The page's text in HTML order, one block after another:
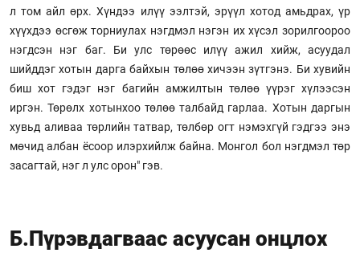
л том айл өрх. Хүндээ илүү ээлтэй, эрүүл хотод амьдрах, үр
хүүхдээ өсгөж торниулах нэгдмэл нэгэн их хүсэл зорилгоороо
нэгдсэн нэг баг. Би улс төрөөс илүү ажил хийж, асуудал
шийддэг хотын дарга байхын төлөө хичээн зүтгэнэ. Би хувийн
биш хот гэдэг нэг багийн амжилтын төлөө үүрэг хүлээсэн
иргэн. Төрөлх хотынхоо төлөө талбайд гарлаа. Хотын даргын
хувьд аливаа төрлийн татвар, төлбөр огт нэмэхгүй гэдгээ энэ
мөчид албан ёсоор илэрхийлж байна. Монгол бол нэгдмэл төр
засагтай, нэг л улс орон" гэв.
Б.Пүрэвдагваас асуусан онцлох